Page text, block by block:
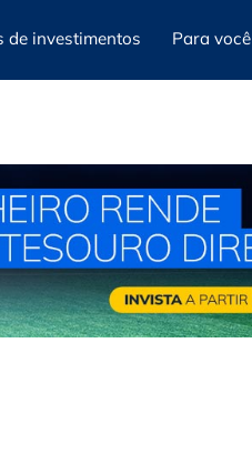
de investimentos Para você